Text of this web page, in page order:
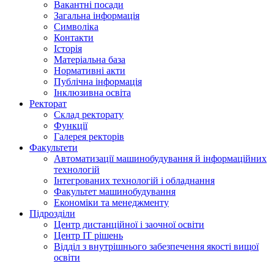
Вакантні посади
Загальна інформація
Символіка
Контакти
Історія
Матеріальна база
Нормативні акти
Публічна інформація
Інклюзивна освіта
Ректорат
Склад ректорату
Функції
Галерея ректорів
Факультети
Автоматизації машинобудування й інформаційних
технологій
Інтегрованих технологій і обладнання
Факультет машинобудування
Економіки та менеджменту
Підрозділи
Центр дистанційної і заочної освіти
Центр ІТ рішень
Відділ з внутрішнього забезпечення якості вищої
освіти